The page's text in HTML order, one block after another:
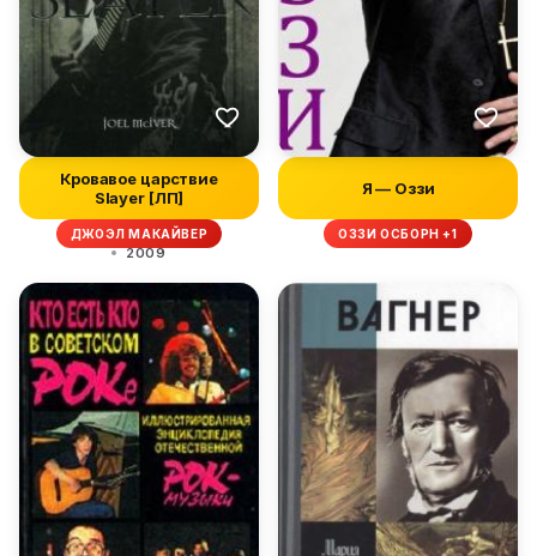
Кровавое царствие
Slayer [ЛП]
ДЖОЭЛ МАКАЙВЕР
2009
Я — Оззи
ОЗЗИ ОСБОРН +1